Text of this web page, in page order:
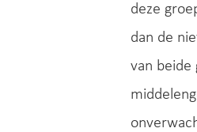
deze
dan de
van beide